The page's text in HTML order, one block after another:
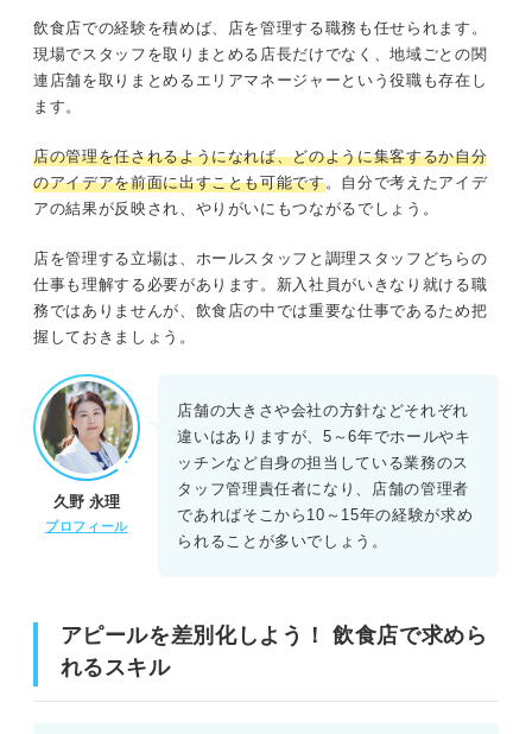
飲食店での経験を積めば、店を管理する職務も任せられます。
現場でスタッフを取りまとめる店長だけでなく、地域ごとの関
連店舗を取りまとめるエリアマネージャーという役職も存在し
ます。
店の管理を任されるようになれば、どのように集客するか自分
のアイデアを前面に出すことも可能です。自分で考えたアイデ
アの結果が反映され、やりがいにもつながるでしょう。
店を管理する立場は、ホールスタッフと調理スタッフどちらの
仕事も理解する必要があります。新入社員がいきなり就ける職
務ではありませんが、飲食店の中では重要な仕事であるため把
握しておきましょう。
久野 永理
プロフィール
店舗の大きさや会社の方針などそれぞれ
違いはありますが、5～6年でホールやキ
ッチンなど自身の担当している業務のス
タッフ管理責任者になり、店舗の管理者
であればそこから10～15年の経験が求め
られることが多いでしょう。
アピールを差別化しよう！ 飲食店で求めら
れるスキル